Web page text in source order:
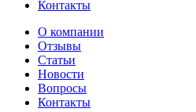
Контакты
О компании
Отзывы
Статьи
Новости
Вопросы
Контакты